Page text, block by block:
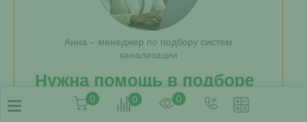
Анна – менеджер по подбору систем
канализации
Нужна помощь в подборе
септика?
0 0 0